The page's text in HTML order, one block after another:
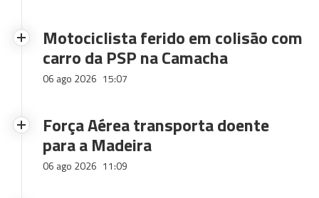
Motociclista ferido em colisão com
carro da PSP na Camacha
06 ago 2026 15:07
Força Aérea transporta doente
para a Madeira
06 ago 2026 11:09